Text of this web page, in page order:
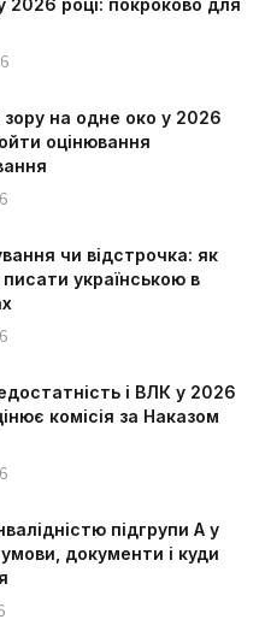
2026 році: покроково для
зору на одне око у 2026
оцінювання
чи відстрочка: як
українською в
і ВЛК у 2026
комісія за Наказом
підгрупи А у
документи і куди